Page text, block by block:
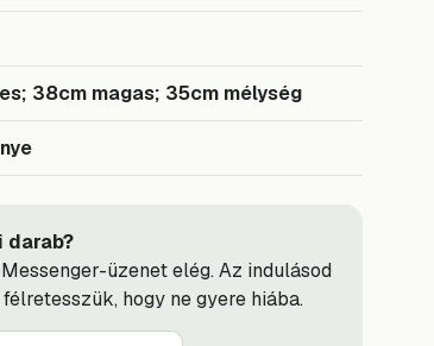
38cm magas; 35cm mélység
üzenet elég. Az indulásod
hogy ne gyere hiába.